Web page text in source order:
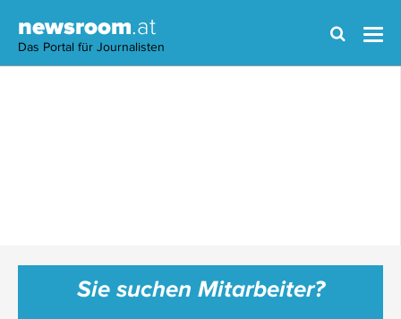
newsroom.at
Das Portal für Journalisten
Sie suchen Mitarbeiter?